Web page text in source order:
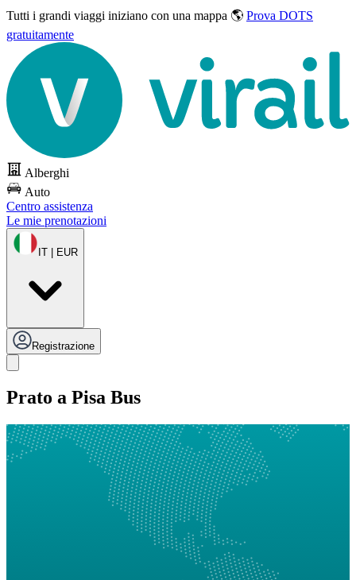
Tutti i grandi viaggi iniziano con una mappa 🌎 Prova DOTS
gratuitamente
Alberghi
Auto
Centro assistenza
Le mie prenotazioni
IT | EUR
Registrazione
Prato a Pisa Bus